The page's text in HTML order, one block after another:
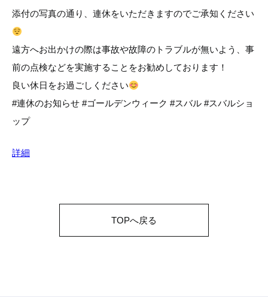
添付の写真の通り、連休をいただきますのでご承知ください
遠方へお出かけの際は事故や故障のトラブルが無いよう、事
前の点検などを実施することをお勧めしております！
良い休日をお過ごしください
#連休のお知らせ #ゴールデンウィーク #スバル #スバルショ
ップ
詳細
TOPへ戻る